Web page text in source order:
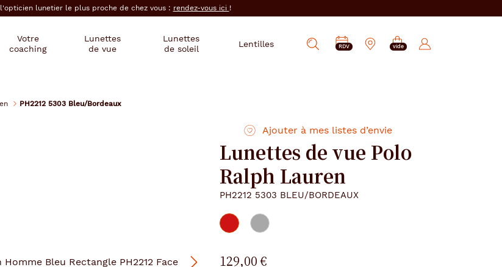
lunetier le plus proche de chez vous : rendez-vous ici !
Votre
coaching
Lunettes
de vue
Lunettes
de soleil
Lentilles
AfficherPRENDRE
RDV
Mes
vide
PH2212 5303 Bleu/Bordeaux
Ajouter à mes listes d’envie
Suivant
Lunettes de vue Polo
Ralph Lauren
PH2212 5303 BLEU/BORDEAUX
129,00 €